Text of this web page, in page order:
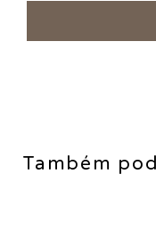
Também